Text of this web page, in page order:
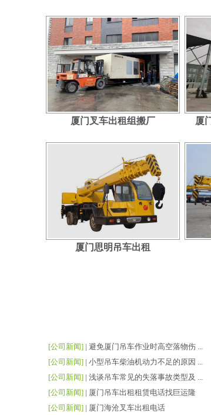
厦门叉车出租组搬厂 厦
厦门思明吊车出租
[公司新闻] | 避免厦门吊车作业时高空落物伤 ...
[公司新闻] | 小型吊车柴油机动力不足的原因 ...
[公司新闻] | 浅谈吊车常见的失落事故类型及 ...
[公司新闻] | 厦门吊车出租租赁电话找巨运隆
[公司新闻] | 厦门海沧叉车出租电话